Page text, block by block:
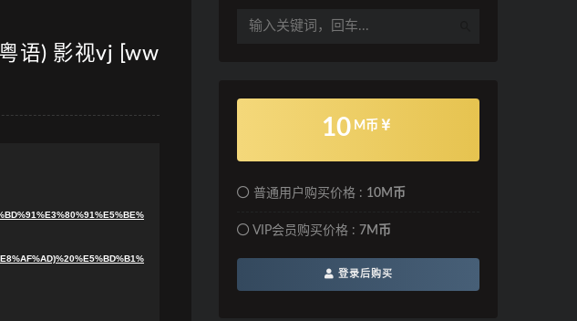
语) 影视vj [ww
10 M币
普通用户购买价格 : 10M币
VIP会员购买价格 : 7M币
登录后购买